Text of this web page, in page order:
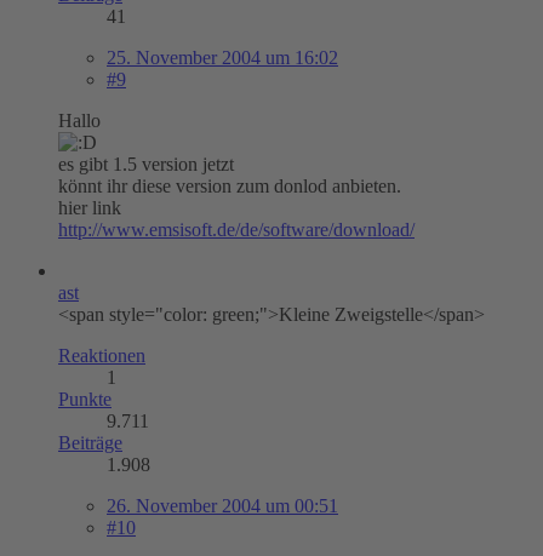
41
25. November 2004 um 16:02
#9
Hallo
es gibt 1.5 version jetzt
könnt ihr diese version zum donlod anbieten.
hier link
http://www.emsisoft.de/de/software/download/
ast
<span style="color: green;">Kleine Zweigstelle</span>
Reaktionen
1
Punkte
9.711
Beiträge
1.908
26. November 2004 um 00:51
#10